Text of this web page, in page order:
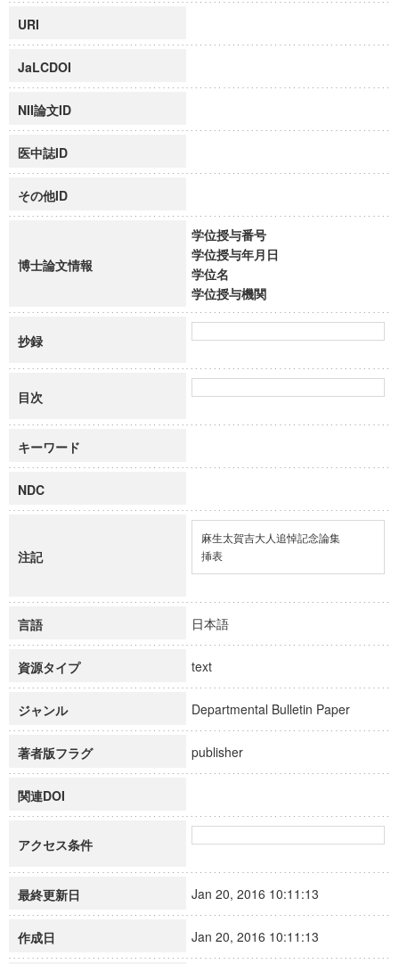
URI
JaLCDOI
NII論文ID
医中誌ID
その他ID
博士論文情報
学位授与番号
学位授与年月日
学位名
学位授与機関
抄録
目次
キーワード
NDC
注記
麻生太賀吉大人追悼記念論集
挿表
言語 日本語
資源タイプ text
ジャンル Departmental Bulletin Paper
著者版フラグ publisher
関連DOI
アクセス条件
最終更新日 Jan 20, 2016 10:11:13
作成日 Jan 20, 2016 10:11:13